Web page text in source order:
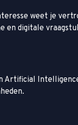
weet je
digitale
Artificial